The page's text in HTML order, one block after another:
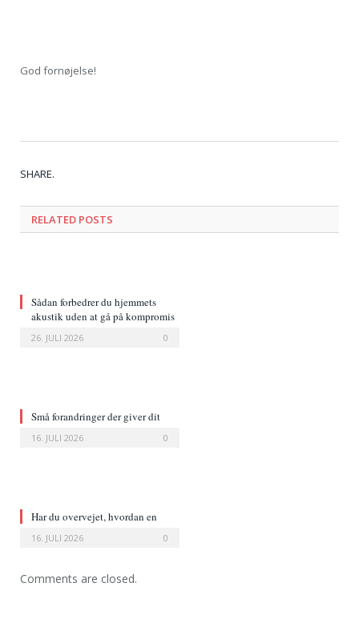
God fornøjelse!
SHARE.
RELATED POSTS
Sådan forbedrer du hjemmets
akustik uden at gå på kompromis
26. JULI 2026 0
Små forandringer der giver dit
16. JULI 2026 0
Har du overvejet, hvordan en
16. JULI 2026 0
Comments are closed.